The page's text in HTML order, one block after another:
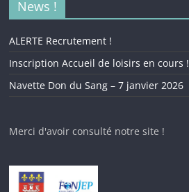
News !
ALERTE Recrutement !
Inscription Accueil de loisirs en cours !
Navette Don du Sang – 7 janvier 2026
Merci d'avoir consulté notre site !